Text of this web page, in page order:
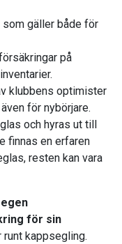
som gäller både för
på
klubbens optimister
för nybörjare.
och hyras ut till
finnas en erfaren
resten kan vara
för sin
kappsegling.